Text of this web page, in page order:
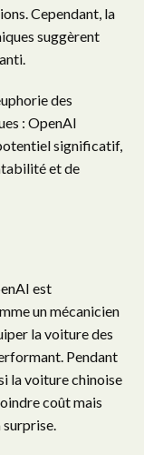
Cependant, la
suggèrent
des
: OpenAI
significatif,
et de
est
un mécanicien
la voiture des
Pendant
la voiture chinoise
coût mais